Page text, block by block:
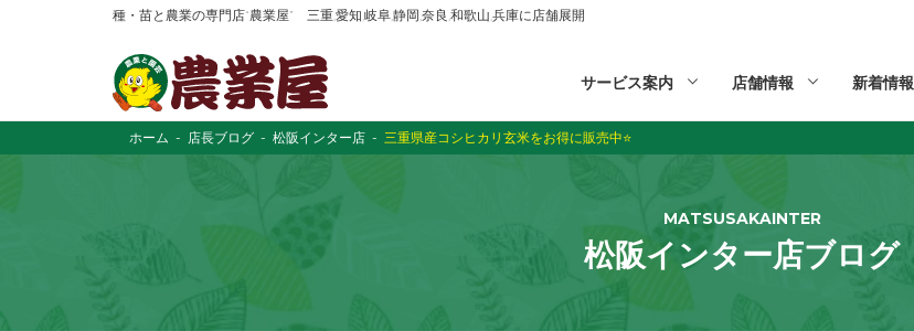
種・苗と農業の専門店“農業屋” 三重,愛知,岐阜,静岡,奈良,和歌山,兵庫に店舗展開
サービス案内 店舗情報 新着情報
ホーム 店長ブログ 松阪インター店 三重県産コシヒカリ玄米をお得に販売中⭐️
MATSUSAKAINTER
松阪インター店ブログ